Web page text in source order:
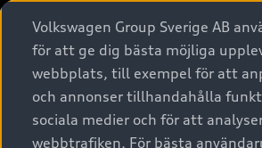
A6 modellerna
SUV
Avant
Privatleasing
Nya bilar i lager
Begagnade bilar i lager
Audi approved :plus - så gott som nya
Service & tillbehör
Audi digital services
Originaltillbehör - köp online
Tjänstebil
Tjänstebil
Business lease online
Om Audi Sverige
Kontakta oss
Volkswagen Group Sverige AB
för att ge dig bästa möjliga
webbplats, till exempel för att
och annonser tillhandahålla
sociala medier och för att
webbtrafiken. För bästa